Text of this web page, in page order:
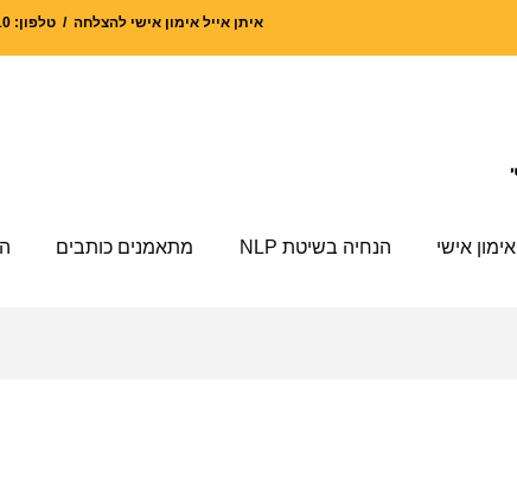
איתן אייל אימון אישי להצלחה / טלפון: 052-8131110 | אימייל: eyal@shiror.co.il
אימון אישי הנחיה בשיטת NLP מתאמנים כותבים